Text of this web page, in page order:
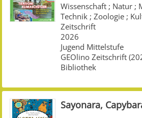
Wissenschaft; Natur;
Technik; Zoologie;
Zeitschrift
2026
Jugend Mittelstufe
GEOlino Zeitschrift
Bibliothek
Sayonara,